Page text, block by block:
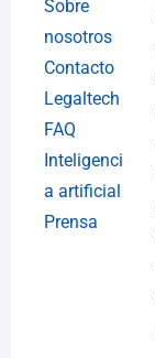
Sobre
nosotros
Contacto
Legaltech
FAQ
Inteligenci
a artificial
Prensa